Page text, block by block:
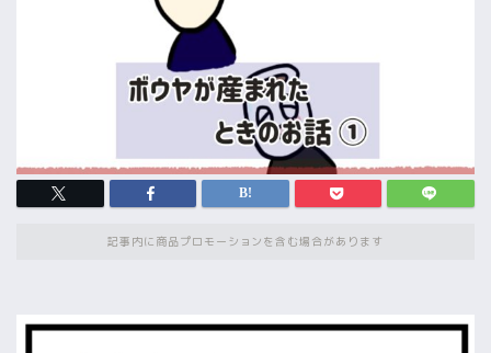
記事内に商品プロモーションを含む場合があります